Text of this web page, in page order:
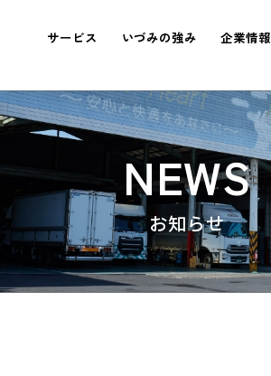
サービス いづみの強み 企業情報
NEWS